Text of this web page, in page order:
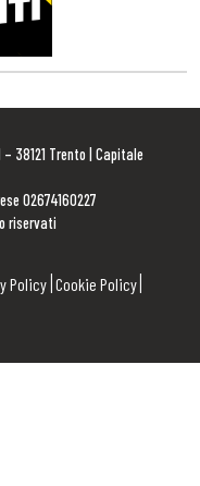
38121 Trento | Capitale
02674160227
riservati
Policy Cookie Policy